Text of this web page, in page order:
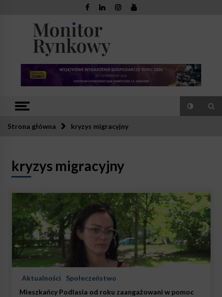
Monitor
Rynkowy
Strona główna kryzys migracyjny
kryzys migracyjny
Aktualności
Społeczeństwo
Mieszkańcy Podlasia od roku zaangażowani w pomoc